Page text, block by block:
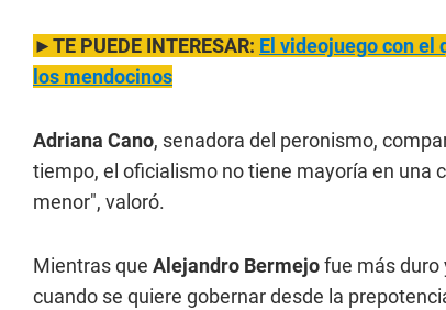
►TE PUEDE INTERESAR: El videojuego con el
los mendocinos
Adriana Cano, senadora del peronismo,
tiempo, el oficialismo no tiene mayoría en una
menor", valoró.
Mientras que Alejandro Bermejofue más duro
cuando se quiere gobernar desde la